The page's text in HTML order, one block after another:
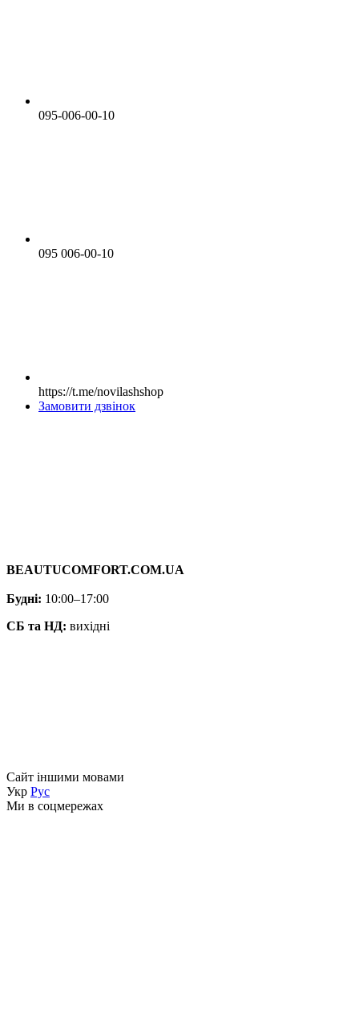
095-006-00-10
095 006-00-10
https://t.me/novilashshop
Замовити дзвінок
BEAUTUCOMFORT.COM.UA
Будні: 10:00–17:00
СБ та НД: вихідні
Сайт іншими мовами
Укр Рус
Ми в соцмережах